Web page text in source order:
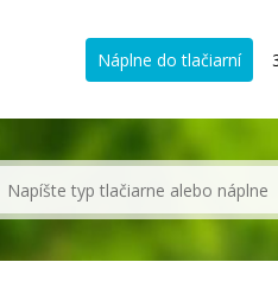
Náplne do tlačiarní